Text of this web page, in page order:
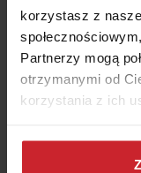
korzystasz z
Partnerzy mogą
otrzymanymi od
korzystania z ich
Dowiedz się
można się z nami